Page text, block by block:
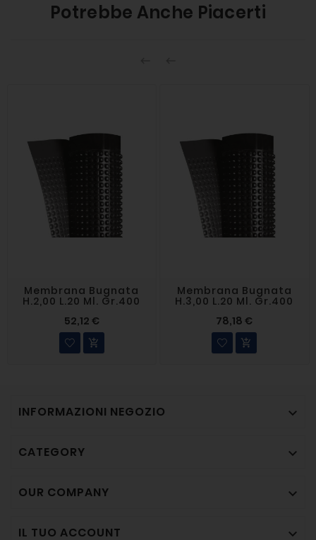
Potrebbe Anche Piacerti
Membrana Bugnata
H.2,00 L.20 Ml. Gr.400
52,12 €

Membrana Bugnata
H.3,00 L.20 Ml. Gr.400
78,18 €

INFORMAZIONI NEGOZIO 
CATEGORY 
OUR COMPANY 
IL TUO ACCOUNT 